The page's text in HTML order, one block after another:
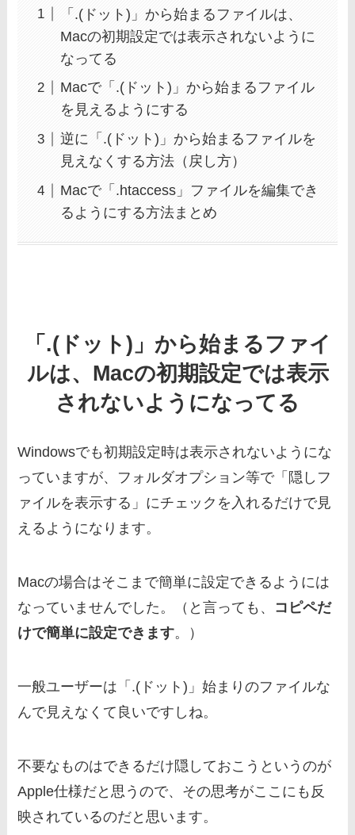
「.(ドット)」から始まるファイルは、
Macの初期設定では表示されないように
なってる
Macで「.(ドット)」から始まるファイル
を見えるようにする
逆に「.(ドット)」から始まるファイルを
見えなくする方法（戻し方）
Macで「.htaccess」ファイルを編集でき
るようにする方法まとめ
「.(ドット)」から始まるファイ
ルは、Macの初期設定では表示
されないようになってる
Windowsでも初期設定時は表示されないようにな
っていますが、フォルダオプション等で「隠しフ
ァイルを表示する」にチェックを入れるだけで見
えるようになります。
Macの場合はそこまで簡単に設定できるようには
なっていませんでした。（と言っても、 コピペだ
けで簡単に設定できます。）
一般ユーザーは「.(ドット)」始まりのファイルな
んで見えなくて良いですしね。
不要なものはできるだけ隠しておこうというのが
Apple仕様だと思うので、その思考がここにも反
映されているのだと思います。